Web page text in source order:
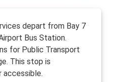
depart from Bay 7
Bus Station.
for Public Transport
This stop is
accessible.